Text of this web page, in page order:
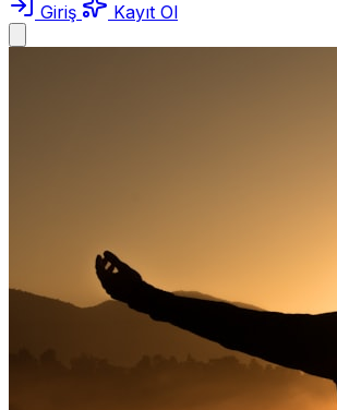
Giriş Kayıt Ol